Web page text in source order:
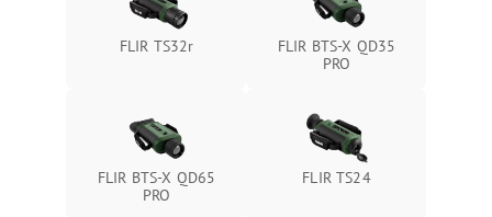
FLIR TS32r
FLIR BTS-X QD35
PRO
FLIR BTS-X QD65
PRO
FLIR TS24